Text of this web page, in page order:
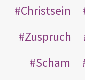
Christsein
Zuspruch
Scham